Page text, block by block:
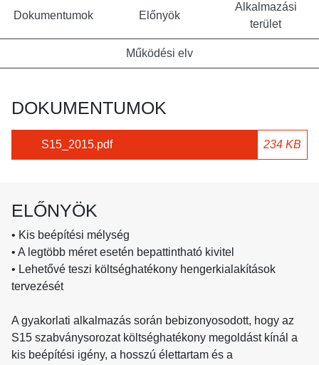
Dokumentumok Előnyök
Alkalmazási
terület
Működési elv
DOKUMENTUMOK
S15_2015.pdf 234 KB
ELŐNYÖK
• Kis beépítési mélység
• A legtöbb méret esetén bepattintható kivitel
• Lehetővé teszi költséghatékony hengerkialakítások
tervezését
A gyakorlati alkalmazás során bebizonyosodott, hogy az
S15 szabványsorozat költséghatékony megoldást kínál a
kis beépítési igény, a hosszú élettartam és a